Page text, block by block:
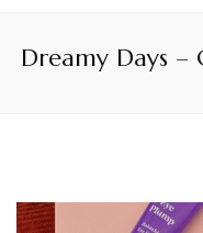
et
Dreamy Days –